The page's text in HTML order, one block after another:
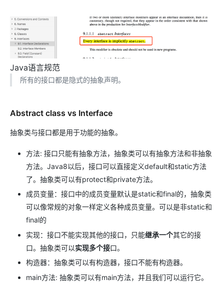
Java语言规范
所有的接口都是隐式的抽象声明。
Abstract class vs Interface
抽象类与接口都是用于功能的抽象。
方法: 接口只能有抽象方法，抽象类可以有抽象方法和非抽象
方法。Java8以后，接口可以直接定义default和static方法
了。抽象类可以有protect和private方法。
成员变量：接口中的成员变量默认是static和final的，抽象类
可以像常规的对象一样定义各种成员变量。可以是非static和
final的
实现：接口不能实现其他的接口，只能继承一个其它的接
口。抽象类可以实现多个接口。
构造器：抽象类可以有构造器，接口不能有构造器。
main方法: 抽象类可以有main方法，并且我们可以运行它。